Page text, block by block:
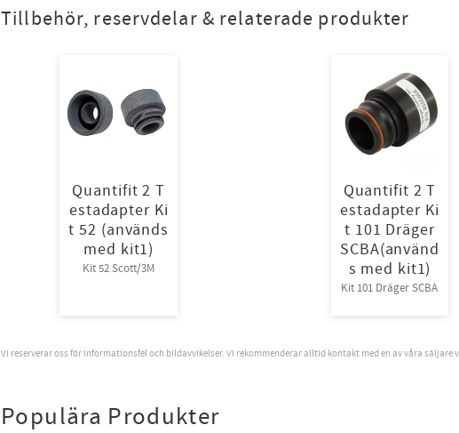
Tillbehör, reservdelar & relaterade produkter
Quantifit 2 T
estadapter Ki
t 52 (används
med kit1)
Kit 52 Scott/3M
Quantifit 2 T
estadapter Ki
t 101 Dräger
SCBA(använd
s med kit1)
Kit 101 Dräger SCBA
Vi reserverar oss för informationsfel och bildavvikelser. Vi rekommenderar alltid kontakt med en av våra
Populära Produkter